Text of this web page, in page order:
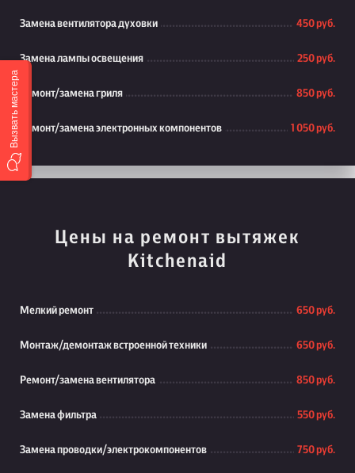
Замена вентилятора духовки 450 руб.
Замена лампы освещения 250 руб.
Ремонт/замена гриля 850 руб.
Ремонт/замена электронных компонентов 1 050 руб.
Цены на ремонт вытяжек
Kitchenaid
Мелкий ремонт 650 руб.
Монтаж/демонтаж встроенной техники 650 руб.
Ремонт/замена вентилятора 850 руб.
Замена фильтра 550 руб.
Замена проводки/электрокомпонентов 750 руб.
Вызвать мастера